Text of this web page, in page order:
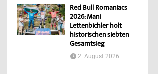
Red Bull Romaniacs
2026: Mani
Lettenbichler holt
historischen siebten
Gesamtsieg
2. August 2026